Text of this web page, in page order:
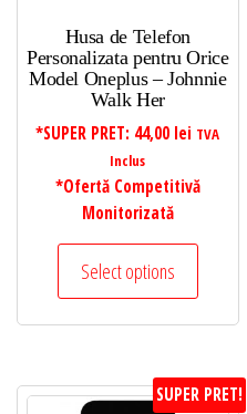
Husa de Telefon
Personalizata pentru Orice
Model Oneplus – Johnnie
Walk Her
*SUPER PRET: 44,00 lei TVA
Inclus
*Ofertă Competitivă
Monitorizată
Select options
SUPER PRET!